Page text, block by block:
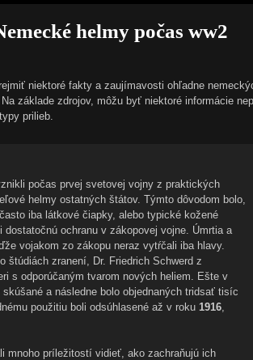
helmy počas ww2
niektoré fakty a zaujímavosti ohľadne
základe zdrojov, môžu byť niektoré informácie
prilieb.
počas prvej svetovej vojny z praktických
helmy ostatných štátov. Týmto dôvodom bolo,
iba látkové čiapky, alebo typické kožené
dostatočnú ochranu v zákopovej vojne. Úmrtia a
vojakom zo zákopu neraz vytŕčali iba hlavy.
štúdiách zranení, Dr. Friedrich Schwerd z
s odporúčaným tvarom nových heliem. Ešte v
a následne bolo objednaných tridsať tisíc
použitiu boli odsúhlasené až v roku 1916,
mnoho príležitostí vidieť, ako zachraňujú ich